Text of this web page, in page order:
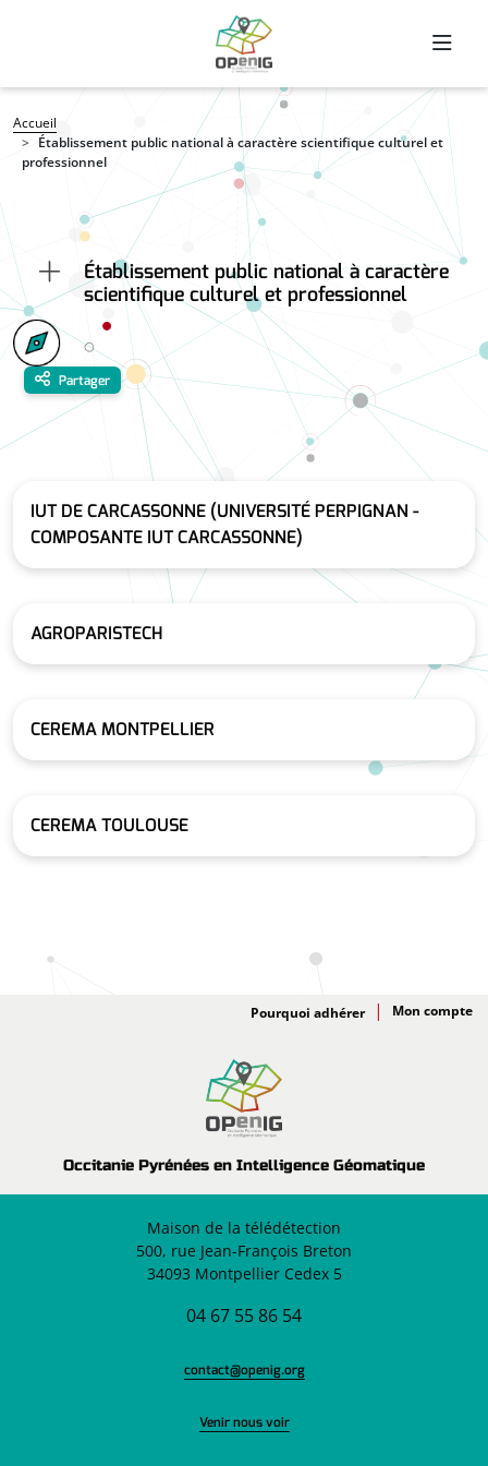
Fil d'Ariane
Accueil
Établissement public national à caractère scientifique culturel et
professionnel
Établissement public national à caractère
scientifique culturel et professionnel
Partager
IUT DE CARCASSONNE (UNIVERSITÉ PERPIGNAN -
COMPOSANTE IUT CARCASSONNE)
AGROPARISTECH
CEREMA MONTPELLIER
CEREMA TOULOUSE
Occitanie Pyrénées en Intelligence Géomatique
Adhésion
Pourquoi adhérer
Maison de la télédétection
500, rue Jean-François Breton
34093 Montpellier Cedex 5
04 67 55 86 54
contact@openig.org
Venir nous voir